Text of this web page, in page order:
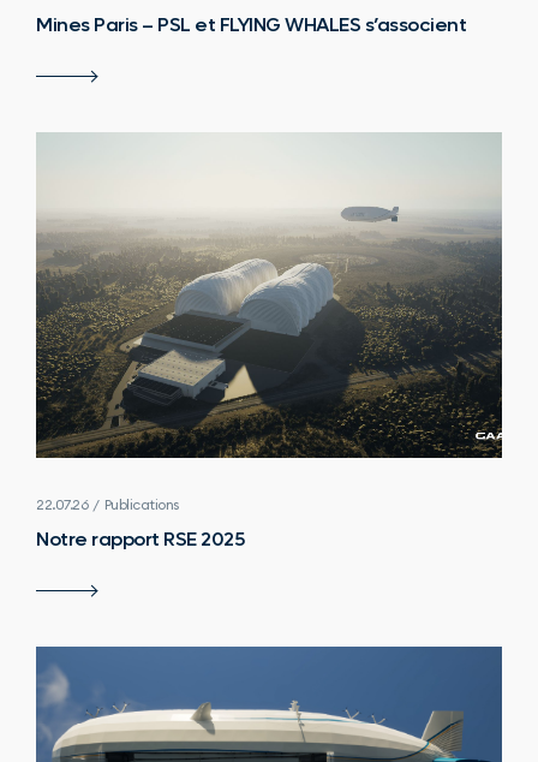
Mines Paris – PSL et FLYING WHALES s’associent
22.07.26 / Publications
Notre rapport RSE 2025